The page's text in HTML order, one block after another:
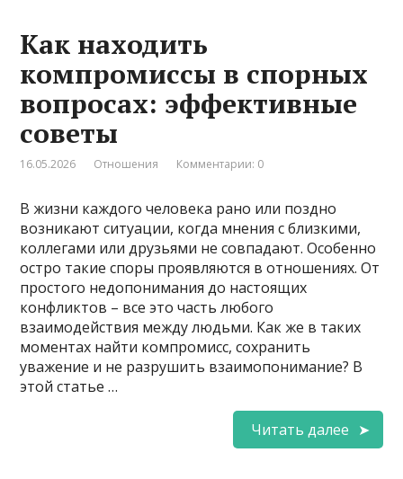
Как находить
компромиссы в спорных
вопросах: эффективные
советы
16.05.2026 Отношения Комментарии: 0
В жизни каждого человека рано или поздно
возникают ситуации, когда мнения с близкими,
коллегами или друзьями не совпадают. Особенно
остро такие споры проявляются в отношениях. От
простого недопонимания до настоящих
конфликтов – все это часть любого
взаимодействия между людьми. Как же в таких
моментах найти компромисс, сохранить
уважение и не разрушить взаимопонимание? В
этой статье …
Читать далее